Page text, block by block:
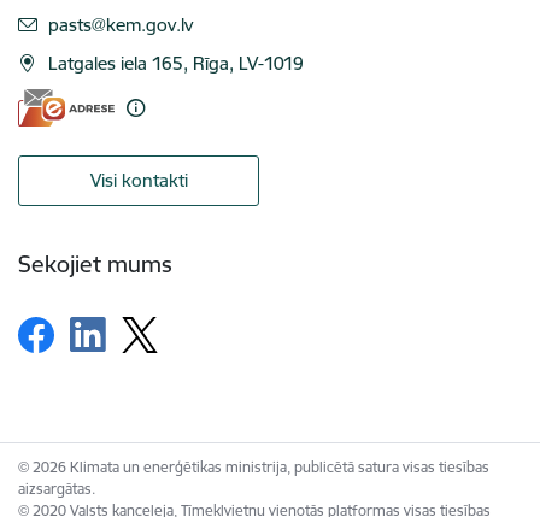
E-pasts:
pasts@kem.gov.lv
Latgales iela 165, Rīga, LV-1019
Visi kontakti
Sekojiet mums
© 2026 Klimata un enerģētikas ministrija, publicētā satura visas tiesības
aizsargātas.
© 2020 Valsts kanceleja, Tīmekļvietņu vienotās platformas visas tiesības